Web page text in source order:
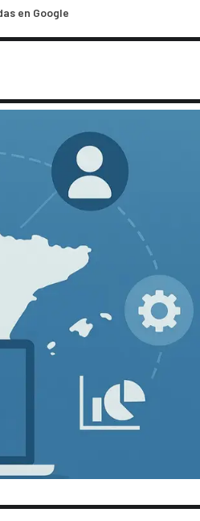
en Google